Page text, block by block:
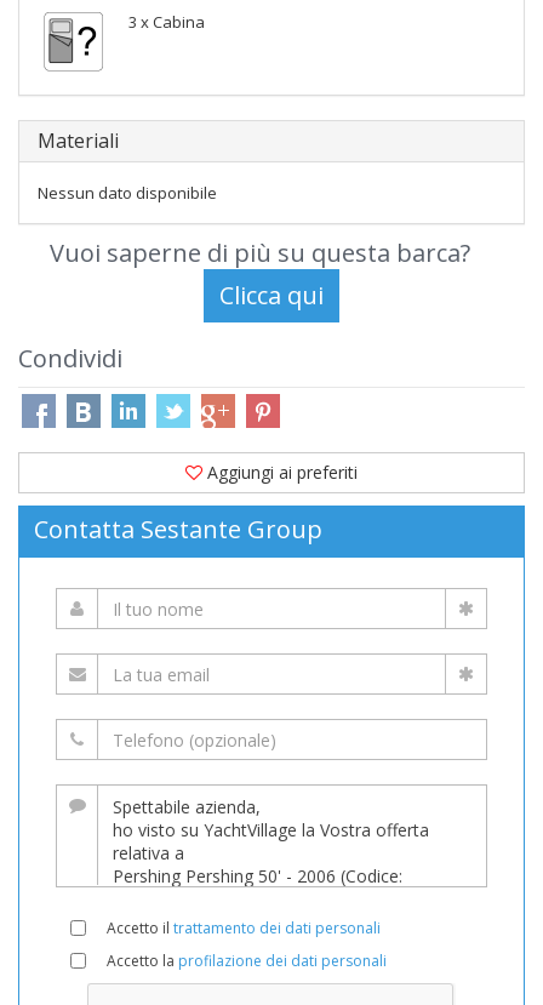
3 x Cabina
Materiali
Nessun dato disponibile
Vuoi saperne di più su questa barca?
Condividi
Aggiungi ai preferiti
Contatta Sestante Group
Accetto il trattamento dei dati personali
Accetto la profilazione dei dati personali